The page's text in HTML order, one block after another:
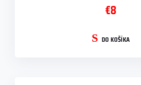
€8
DO KOŠÍKA